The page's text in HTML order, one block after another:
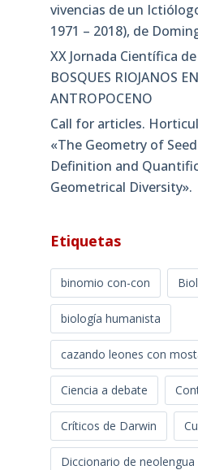
vivencias de un
1971 – 2018), de
XX Jornada Científica de
BOSQUES RIOJANOS
ANTROPOCENO
Call for articles.
«The Geometry of
Definition and
Geometrical Diversity»​.
Etiquetas
binomio con-con
biología humanista
cazando leones con
Ciencia a debate
Críticos de Darwin
Diccionario de neolengua